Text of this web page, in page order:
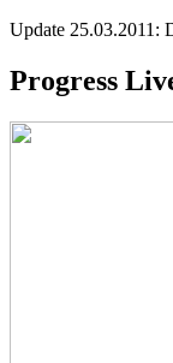
Update 25.03.2011:
Progress